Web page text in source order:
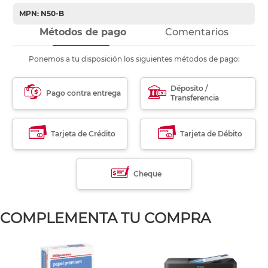
MPN: N50-B
Métodos de pago Comentarios
Ponemos a tu disposición los siguientes métodos de pago:
Pago contra entrega
Déposito /
Transferencia
Tarjeta de Crédito Tarjeta de Débito
Cheque
COMPLEMENTA TU COMPRA